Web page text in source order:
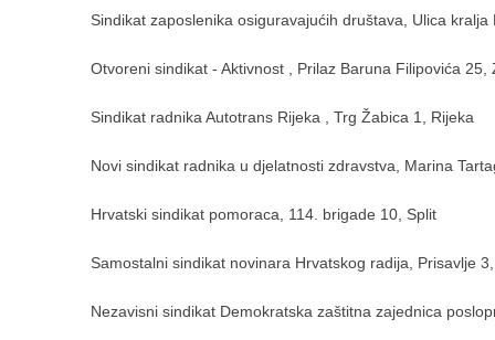
Sindikat zaposlenika osiguravajućih društava, Ulica
Otvoreni sindikat - Aktivnost , Prilaz Baruna Filipovića 25,
Sindikat radnika Autotrans Rijeka , Trg Žabica 1, Rijeka
Novi sindikat radnika u djelatnosti zdravstva, Marina
Hrvatski sindikat pomoraca, 114. brigade 10, Split
Samostalni sindikat novinara Hrvatskog radija, Prisavlje
Nezavisni sindikat Demokratska zaštitna zajednica